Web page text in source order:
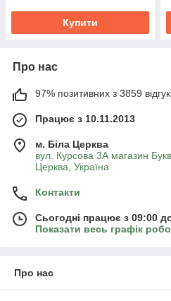
Купити
Про нас
97% позитивних з 3859
Працює з 10.11.2013
м. Біла Церква
вул. Курсова 3А магазин
Церква, Україна
Контакти
Сьогодні працює з 09:00
Показати весь графік
Про нас